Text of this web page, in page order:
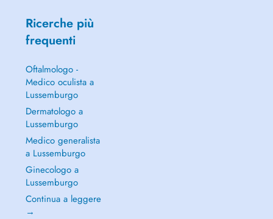
Ricerche più
frequenti
Oftalmologo -
Medico oculista a
Lussemburgo
Dermatologo a
Lussemburgo
Medico generalista
a Lussemburgo
Ginecologo a
Lussemburgo
Continua a leggere
→